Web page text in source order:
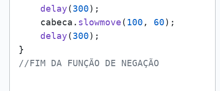
delay(300);
    cabeca.
slowmove( 100 , 60);
delay(300);
//FIM DA FUNÇÃO DE NEGAÇÃO